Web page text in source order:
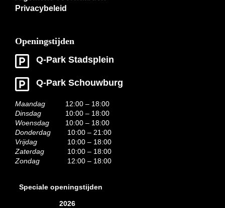
Privacybeleid
Openingstijden
Q-Park Stadsplein
Q-Park Schouwburg
Maandag
12:00 – 18:00
Dinsdag
10:00 – 18:00
Woensdag
10:00 – 18:00
Donderdag
10:00 – 21:00
Vrijdag
10:00 – 18:00
Zaterdag
10:00 – 18:00
Zondag
12:00 – 18:00
Speciale openingstijden
2026